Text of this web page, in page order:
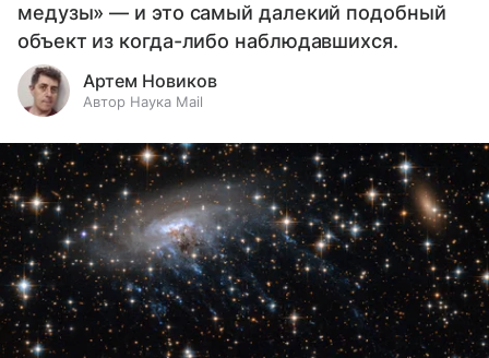
медузы» — и это самый далекий подобный
объект из когда-либо наблюдавшихся.
Артем Новиков
Автор Наука Mail